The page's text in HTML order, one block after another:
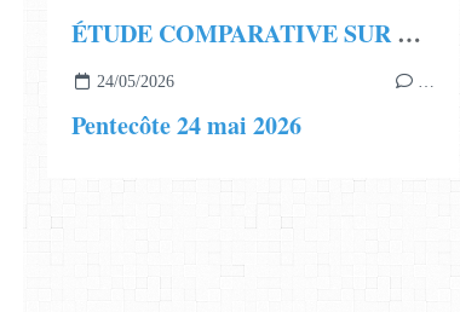
ÉTUDE COMPARATIVE SUR LA LÉGITIMITÉ DE LA LIGNÉE BORISSIENNE
24/05/2026 …
Pentecôte 24 mai 2026